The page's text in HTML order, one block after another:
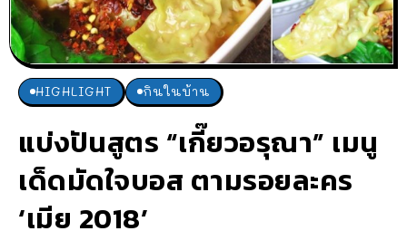
HIGHLIGHT กินในบ้าน
แบ่งปันสูตร “เกี๊ยวอรุณา” เมนู
เด็ดมัดใจบอส ตามรอยละคร
‘เมีย 2018’